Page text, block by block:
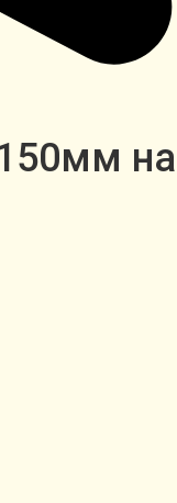
на